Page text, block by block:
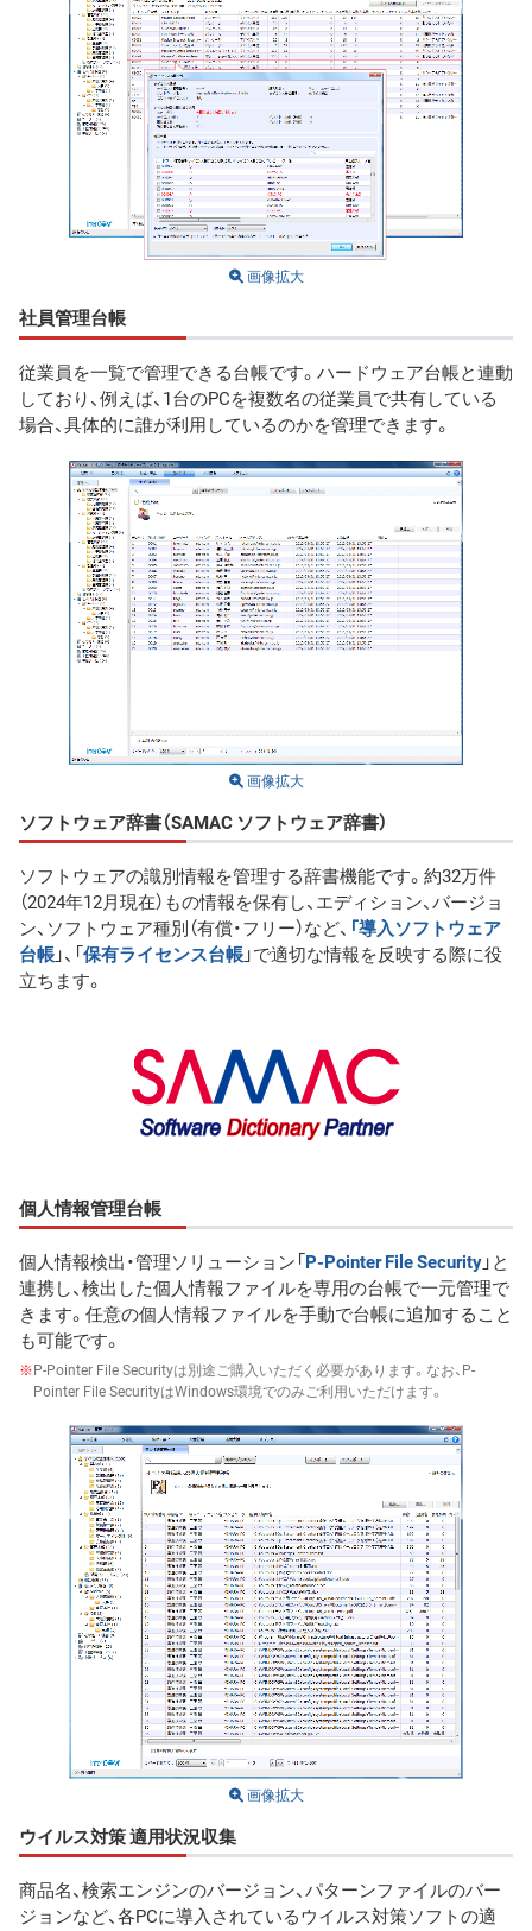
画像拡大
社員管理台帳
従業員を一覧で管理できる台帳です。ハードウェア台帳と連動
しており、例えば、1台のPCを複数名の従業員で共有している
場合、具体的に誰が利用しているのかを管理できます。
画像拡大
ソフトウェア辞書（SAMAC ソフトウェア辞書）
ソフトウェアの識別情報を管理する辞書機能です。約32万件
（2024年12月現在）もの情報を保有し、エディション、バージョ
ン、ソフトウェア種別（有償・フリー）など、 「導入ソフトウェア
台帳」、「保有ライセンス台帳」で適切な情報を反映する際に役
立ちます。
個人情報管理台帳
個人情報検出・管理ソリューション「P-Pointer File Security」と
連携し、検出した個人情報ファイルを専用の台帳で一元管理で
きます。任意の個人情報ファイルを手動で台帳に追加すること
も可能です。
※P-Pointer File Securityは別途ご購入いただく必要があります。なお、P-
Pointer File SecurityはWindows環境でのみご利用いただけます。
画像拡大
ウイルス対策 適用状況収集
商品名、検索エンジンのバージョン、パターンファイルのバー
ジョンなど、各PCに導入されているウイルス対策ソフトの適